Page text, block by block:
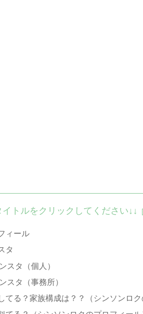
イトルをクリックしてください↓↓
ィール
タ
スタ（個人）
スタ（事務所）
てる？家族構成は？？（シンソンロク